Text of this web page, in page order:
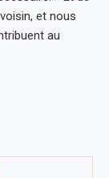
et nous
au